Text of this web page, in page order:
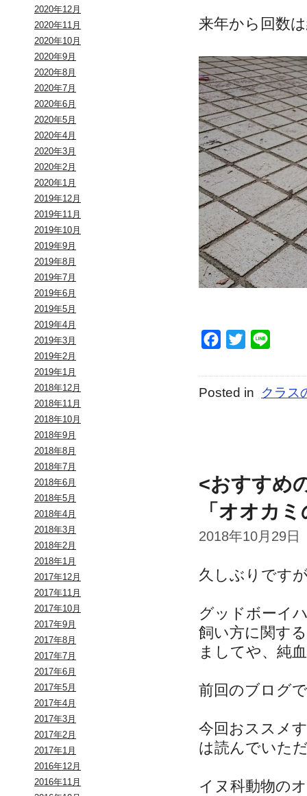
2020年12月
2020年11月
2020年10月
2020年9月
2020年8月
2020年7月
2020年6月
2020年5月
2020年4月
2020年3月
2020年2月
2020年1月
2019年12月
2019年11月
2019年10月
2019年9月
2019年8月
2019年7月
2019年6月
2019年5月
2019年4月
2019年3月
2019年2月
2019年1月
2018年12月
2018年11月
2018年10月
2018年9月
2018年8月
2018年7月
2018年6月
2018年5月
2018年4月
2018年3月
2018年2月
2018年1月
2017年12月
2017年11月
2017年10月
2017年9月
2017年8月
2017年7月
2017年6月
2017年5月
2017年4月
2017年3月
2017年2月
2017年1月
2016年12月
2016年11月
来年から回数
Facebook
Twitter
Posted in クラス
<おすすめ
「オオカ
2018年10月29日
久しぶりです
グッドボーイ
飼い方に関す
ましてや、純
前回のブログ
今回おススメ
は読んでいた
イヌ科動物の